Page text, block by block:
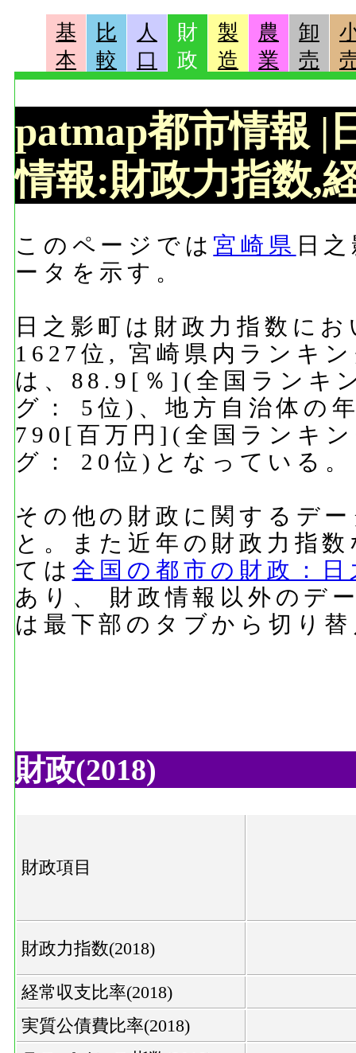
基
本
比
較
人
口
財
政
製
造
農
業
卸
売
patmap都市情報 |
情報:財政力指数,
このページでは 宮崎県 日
ータを示す。
日之影町は財政力指数に
1627位, 宮崎県内ランキ
は、88.9[％](全国ランキ
グ： 5位)、地方自治体の
790[百万円](全国ランキ
グ： 20位)となっている。
その他の財政に関するデ
と。また近年の財政力指
ては 全国の都市の財政：
あり、 財政情報以外のデ
は最下部のタブから切り
財政(2018)
財政項目
財政力指数(2018)
経常収支比率(2018)
実質公債費比率(2018)